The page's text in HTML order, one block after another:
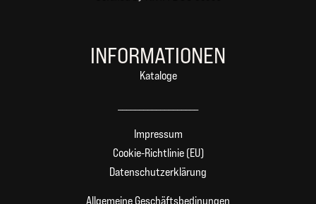
INFORMATIONEN
Kataloge
Impressum
Cookie-Richtlinie (EU)
Datenschutzerklärung
Allgemeine Geschäftsbedinungen